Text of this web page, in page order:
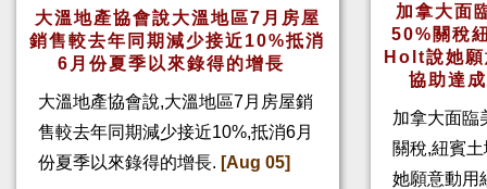
大溫地產協會說大溫地區7月房屋
銷售較去年同期減少接近10%抵消
6月份夏季以來錄得的增長
大溫地產協會說,大溫地區7月房屋銷
售較去年同期減少接近10%,抵消6月
份夏季以來錄得的增長. [Aug 05]
加拿大面
50%關稅
Holt說她
協助達
加拿大面臨
關稅,紐賓
她願意動用